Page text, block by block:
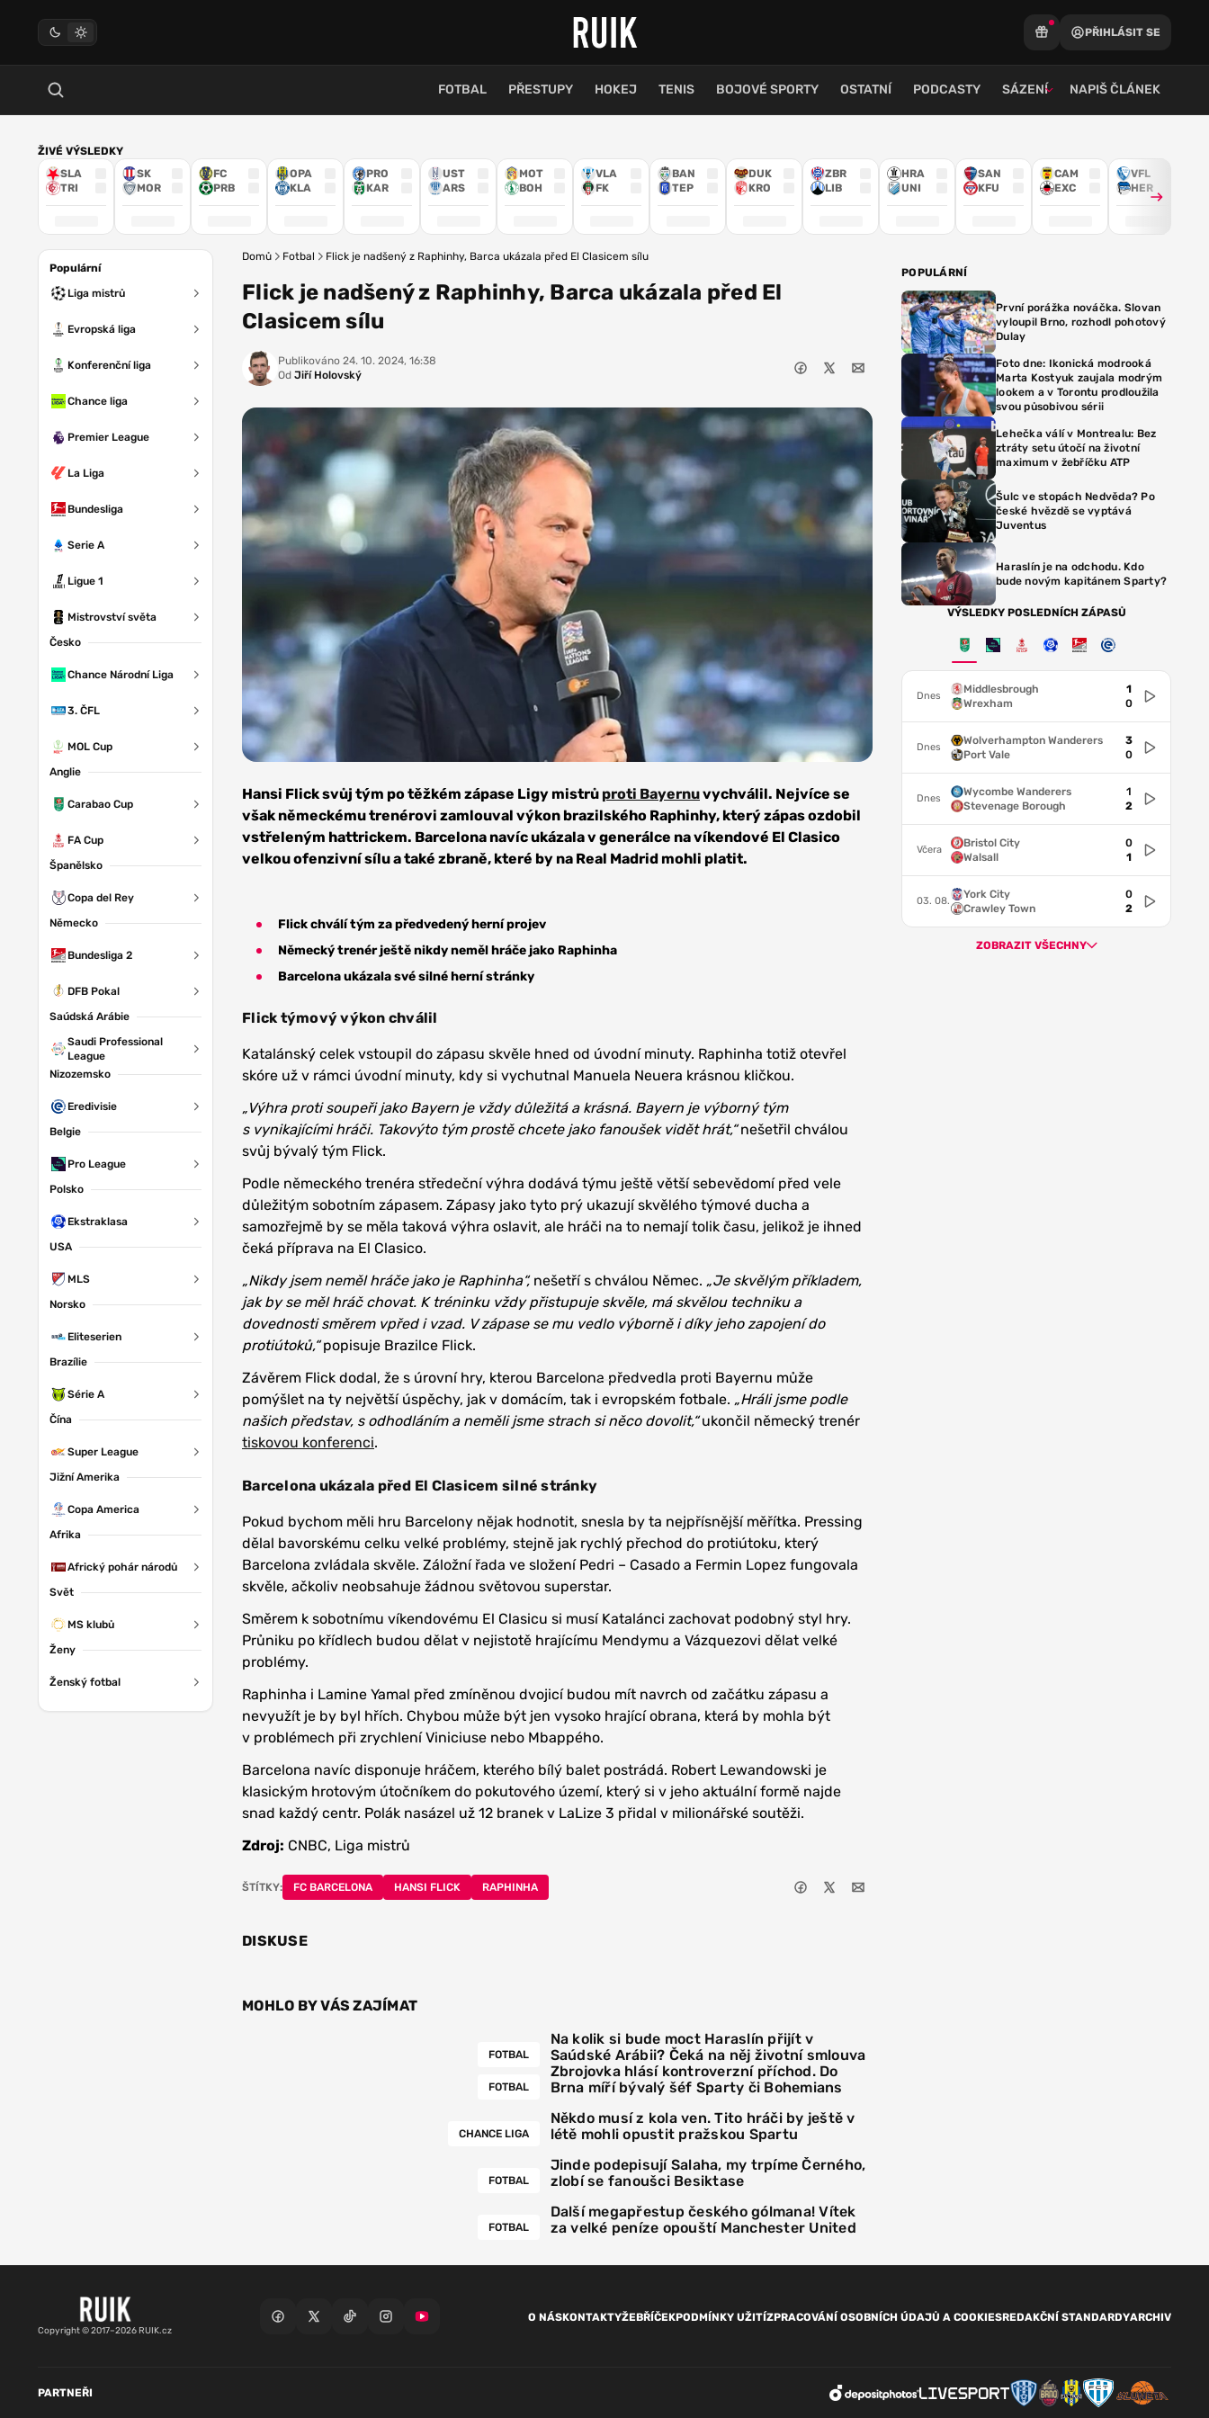
PŘIHLÁSIT SE
FOTBAL PŘESTUPY HOKEJ TENIS BOJOVÉ SPORTY OSTATNÍ PODCASTY SÁZENÍ NAPIŠ ČLÁNEK
ŽIVÉ VÝSLEDKY
SLA
TRI
SK
MOR
FC
PRB
OPA
KLA
PRO
KAR
UST
ARS
MOT
BOH
VLA
FK
BAN
TEP
DUK
KRO
ZBR
LIB
HRA
UNI
SAN
KFU
CAM
EXC
VFL
HER
Populární
Liga mistrů
Evropská liga
Konferenční liga
Chance liga
Premier League
La Liga
Bundesliga
Serie A
Ligue 1
Mistrovství světa
Česko
Chance Národní Liga
3. ČFL
MOL Cup
Anglie
Carabao Cup
FA Cup
Španělsko
Copa del Rey
Německo
Bundesliga 2
DFB Pokal
Saúdská Arábie
Saudi Professional
League
Nizozemsko
Eredivisie
Belgie
Pro League
Polsko
Ekstraklasa
USA
MLS
Norsko
Eliteserien
Brazílie
Série A
Čína
Super League
Jižní Amerika
Copa America
Afrika
Africký pohár národů
Svět
MS klubů
Ženy
Ženský fotbal
Domů Fotbal Flick je nadšený z Raphinhy, Barca ukázala před El Clasicem sílu
Flick je nadšený z Raphinhy, Barca ukázala před El
Clasicem sílu
Publikováno 24. 10. 2024, 16:38
Od Jiří Holovský
Depositphotos
Hansi Flick svůj tým po těžkém zápase Ligy mistrů proti Bayernuvychválil. Nejvíce se
však německému trenérovi zamlouval výkon brazilského Raphinhy, který zápas ozdobil
vstřeleným hattrickem. Barcelona navíc ukázala v generálce na víkendové El Clasico
velkou ofenzivní sílu a také zbraně, které by na Real Madrid mohli platit.
Flick chválí tým za předvedený herní projev
Německý trenér ještě nikdy neměl hráče jako Raphinha
Barcelona ukázala své silné herní stránky
Flick týmový výkon chválil
Katalánský celek vstoupil do zápasu skvěle hned od úvodní minuty. Raphinha totiž otevřel
skóre už v rámci úvodní minuty, kdy si vychutnal Manuela Neuera krásnou kličkou.
„Výhra proti soupeři jako Bayern je vždy důležitá a krásná. Bayern je výborný tým
s vynikajícími hráči. Takovýto tým prostě chcete jako fanoušek vidět hrát,“nešetřil chválou
svůj bývalý tým Flick.
Podle německého trenéra středeční výhra dodává týmu ještě větší sebevědomí před vele
důležitým sobotním zápasem. Zápasy jako tyto prý ukazují skvělého týmové ducha a
samozřejmě by se měla taková výhra oslavit, ale hráči na to nemají tolik času, jelikož je ihned
čeká příprava na El Clasico.
„Nikdy jsem neměl hráče jako je Raphinha“, nešetří s chválou Němec. „Je skvělým příkladem,
jak by se měl hráč chovat. K tréninku vždy přistupuje skvěle, má skvělou techniku a
dovednosti směrem vpřed i vzad. V zápase se mu vedlo výborně i díky jeho zapojení do
protiútoků,“popisuje Brazilce Flick.
Závěrem Flick dodal, že s úrovní hry, kterou Barcelona předvedla proti Bayernu může
pomýšlet na ty největší úspěchy, jak v domácím, tak i evropském fotbale. „Hráli jsme podle
našich představ, s odhodláním a neměli jsme strach si něco dovolit,“ukončil německý trenér
tiskovou konferenci.
Barcelona ukázala před El Clasicem silné stránky
Pokud bychom měli hru Barcelony nějak hodnotit, snesla by ta nejpřísnější měřítka. Pressing
dělal bavorskému celku velké problémy, stejně jak rychlý přechod do protiútoku, který
Barcelona zvládala skvěle. Záložní řada ve složení Pedri – Casado a Fermin Lopez fungovala
skvěle, ačkoliv neobsahuje žádnou světovou superstar.
Směrem k sobotnímu víkendovému El Clasicu si musí Katalánci zachovat podobný styl hry.
Průniku po křídlech budou dělat v nejistotě hrajícímu Mendymu a Vázquezovi dělat velké
problémy.
Raphinha i Lamine Yamal před zmíněnou dvojicí budou mít navrch od začátku zápasu a
nevyužít je by byl hřích. Chybou může být jen vysoko hrající obrana, která by mohla být
v problémech při zrychlení Viniciuse nebo Mbappého.
Barcelona navíc disponuje hráčem, kterého bílý balet postrádá. Robert Lewandowski je
klasickým hrotovým útočníkem do pokutového území, který si v jeho aktuální formě najde
snad každý centr. Polák nasázel už 12 branek v LaLize 3 přidal v milionářské soutěži.
Zdroj: CNBC, Liga mistrů
ŠTÍTKY: FC BARCELONA HANSI FLICK RAPHINHA
DISKUSE
MOHLO BY VÁS ZAJÍMAT
FOTBAL
Na kolik si bude moct Haraslín přijít v
Saúdské Arábii? Čeká na něj životní smlouva
FOTBAL
Zbrojovka hlásí kontroverzní příchod. Do
Brna míří bývalý šéf Sparty či Bohemians
CHANCE LIGA
Někdo musí z kola ven. Tito hráči by ještě v
létě mohli opustit pražskou Spartu
FOTBAL
Jinde podepisují Salaha, my trpíme Černého,
zlobí se fanoušci Besiktase
FOTBAL
Další megapřestup českého gólmana! Vítek
za velké peníze opouští Manchester United
POPULÁRNÍ
První porážka nováčka. Slovan
vyloupil Brno, rozhodl pohotový
Dulay
Foto dne: Ikonická modrooká
Marta Kostyuk zaujala modrým
lookem a v Torontu prodloužila
svou působivou sérii
Lehečka válí v Montrealu: Bez
ztráty setu útočí na životní
maximum v žebříčku ATP
Šulc ve stopách Nedvěda? Po
české hvězdě se vyptává
Juventus
Haraslín je na odchodu. Kdo
bude novým kapitánem Sparty?
VÝSLEDKY POSLEDNÍCH ZÁPASŮ
Dnes
Middlesbrough
Wrexham
1
0
Dnes
Wolverhampton Wanderers
Port Vale
3
0
Dnes
Wycombe Wanderers
Stevenage Borough
1
2
Včera
Bristol City
Walsall
0
1
03. 08.
York City
Crawley Town
0
2
ZOBRAZIT VŠECHNY
Copyright © 2017–2026 RUIK.cz
O NÁSKONTAKTYŽEBŘÍČEKPODMÍNKY UŽITÍZPRACOVÁNÍ OSOBNÍCH ÚDAJŮ A COOKIESREDAKČNÍ STANDARDYARCHIV
PARTNEŘI